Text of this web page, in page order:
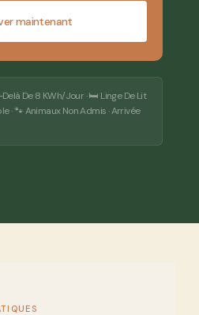
maintenant
De 8 KWh/jour · 🛏️ Linge De Lit
· 🐾 Animaux Non Admis · Arrivée